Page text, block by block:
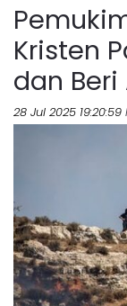
Kristen
dan
28 Jul 2025 19:20:59